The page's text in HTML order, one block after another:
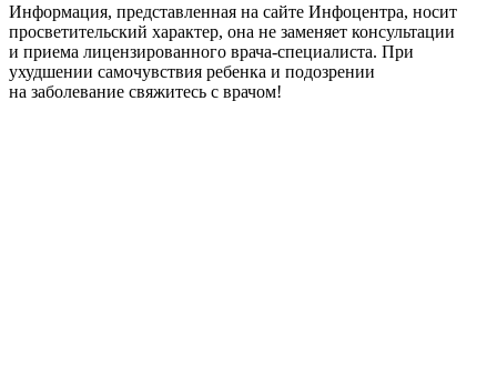
Информация, представленная на сайте Инфоцентра, носит
просветительский характер, она не заменяет консультации
и приема лицензированного врача-специалиста. При
ухудшении самочувствия ребенка и подозрении
на заболевание свяжитесь с врачом!